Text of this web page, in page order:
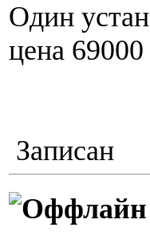
Один
цена
Записан